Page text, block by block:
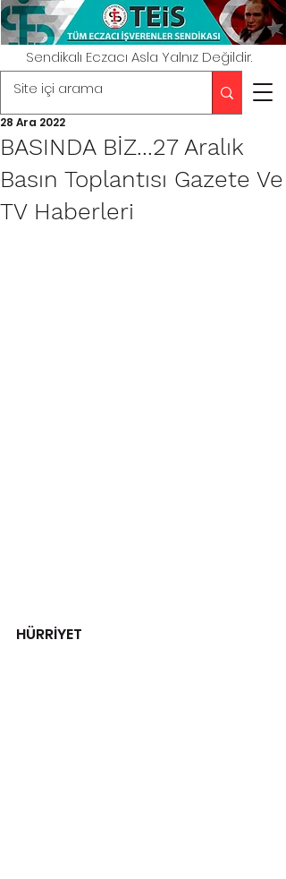
Sendikalı Eczacı Asla Yalnız Değildir.
BASINDA BİZ...27 Aralık
Basın Toplantısı Gazete Ve
TV Haberleri
28 Ara 2022
HÜRRİYET